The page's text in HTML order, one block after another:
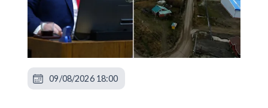
09/08/2026 18:00